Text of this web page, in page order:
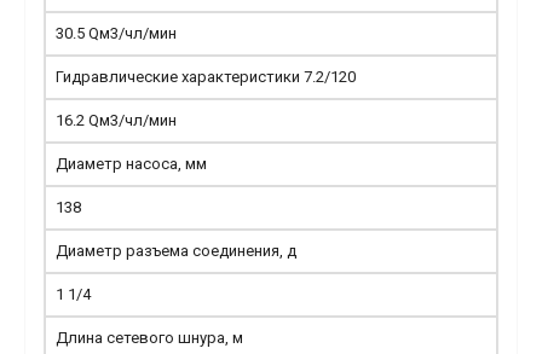
30.5 Qм3/чл/мин
Гидравлические характеристики 7.2/120
16.2 Qм3/чл/мин
Диаметр насоса, мм
138
Диаметр разъема соединения, д
1 1/4
Длина сетевого шнура, м